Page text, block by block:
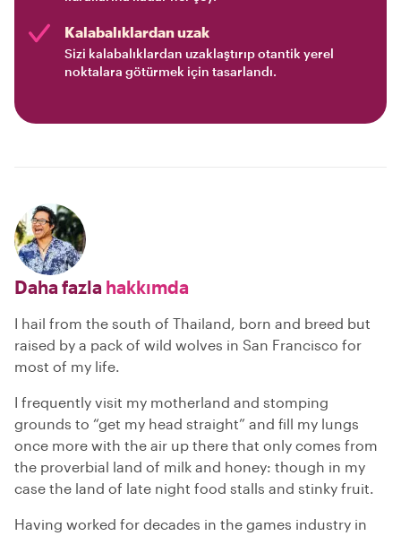
Kalabalıklardan uzak
Sizi kalabalıklardan uzaklaştırıp otantik yerel
noktalara götürmek için tasarlandı.
Daha fazla hakkımda
I hail from the south of Thailand, born and breed but
raised by a pack of wild wolves in San Francisco for
most of my life.
I frequently visit my motherland and stomping
grounds to “get my head straight” and fill my lungs
once more with the air up there that only comes from
the proverbial land of milk and honey: though in my
case the land of late night food stalls and stinky fruit.
Having worked for decades in the games industry in